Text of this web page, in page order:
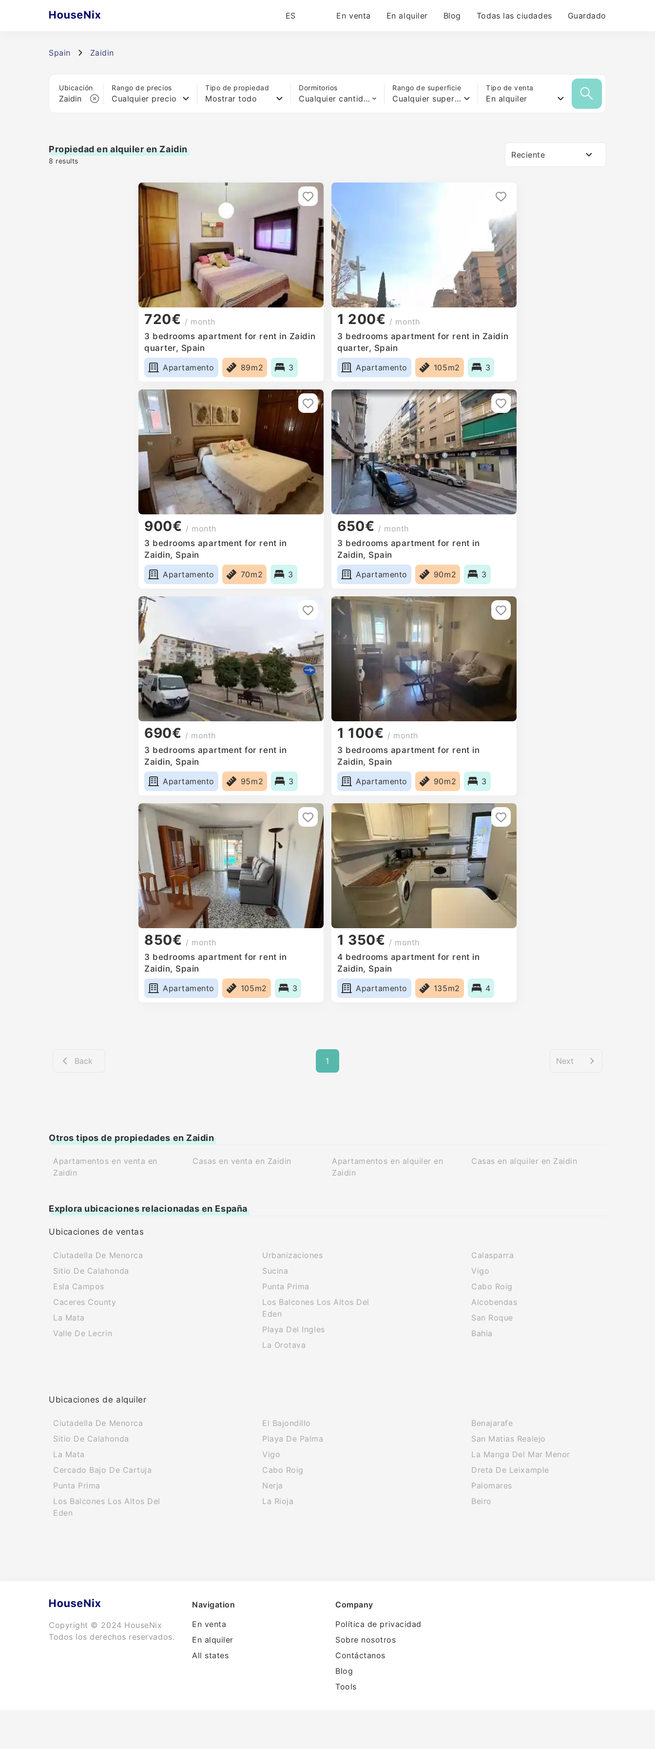
ES En venta En alquiler Blog Todas las ciudades Guardado
Spain Zaidin
Ubicación Rango de precios
Cualquier precio
Tipo de propiedad
Mostrar todo
Dormitorios
Cualquier cantidad de camas
Rango de superficie
Cualquier superficie
Tipo de venta
En alquiler
Propiedad en alquiler en Zaidin
8 results
Reciente
720€ / month
3 bedrooms apartment for rent in Zaidin
quarter, Spain
Apartamento
89m2 3
1 200€ / month
3 bedrooms apartment for rent in Zaidin
quarter, Spain
Apartamento
105m2 3
900€ / month
3 bedrooms apartment for rent in
Zaidin, Spain
Apartamento
70m2 3
650€ / month
3 bedrooms apartment for rent in
Zaidin, Spain
Apartamento
90m2 3
690€ / month
3 bedrooms apartment for rent in
Zaidin, Spain
Apartamento
95m2 3
1 100€ / month
3 bedrooms apartment for rent in
Zaidin, Spain
Apartamento
90m2 3
850€ / month
3 bedrooms apartment for rent in
Zaidin, Spain
Apartamento
105m2 3
1 350€ / month
4 bedrooms apartment for rent in
Zaidin, Spain
Apartamento
135m2 4
Back 1 Next
Otros tipos de propiedades en Zaidin
Apartamentos en venta en
Zaidin
Casas en venta en Zaidin
Apartamentos en alquiler en
Zaidin
Casas en alquiler en Zaidin
Explora ubicaciones relacionadas en España
Ubicaciones de ventas
Ciutadella De Menorca
Sitio De Calahonda
Esla Campos
Caceres County
La Mata
Valle De Lecrin
Urbanizaciones
Sucina
Punta Prima
Los Balcones Los Altos Del
Eden
Playa Del Ingles
La Orotava
Calasparra
Vigo
Cabo Roig
Alcobendas
San Roque
Bahia
Ubicaciones de alquiler
Ciutadella De Menorca
Sitio De Calahonda
La Mata
Cercado Bajo De Cartuja
Punta Prima
Los Balcones Los Altos Del
Eden
El Bajondillo
Playa De Palma
Vigo
Cabo Roig
Nerja
La Rioja
Benajarafe
San Matias Realejo
La Manga Del Mar Menor
Dreta De Leixample
Palomares
Beiro
Copyright © 2024 HouseNix
Todos los derechos reservados.
Navigation
En venta
En alquiler
All states
Company
Política de privacidad
Sobre nosotros
Contáctanos
Blog
Tools